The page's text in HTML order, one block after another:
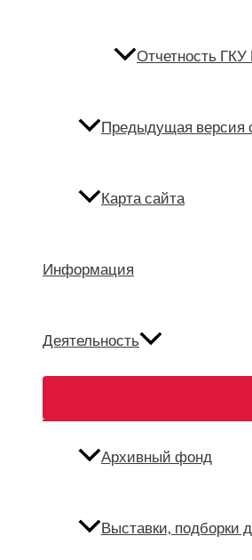
Отчетность
Предыдущая версия
Карта сайта
Информация
Деятельность
Архивный фонд
Выставки, подборки